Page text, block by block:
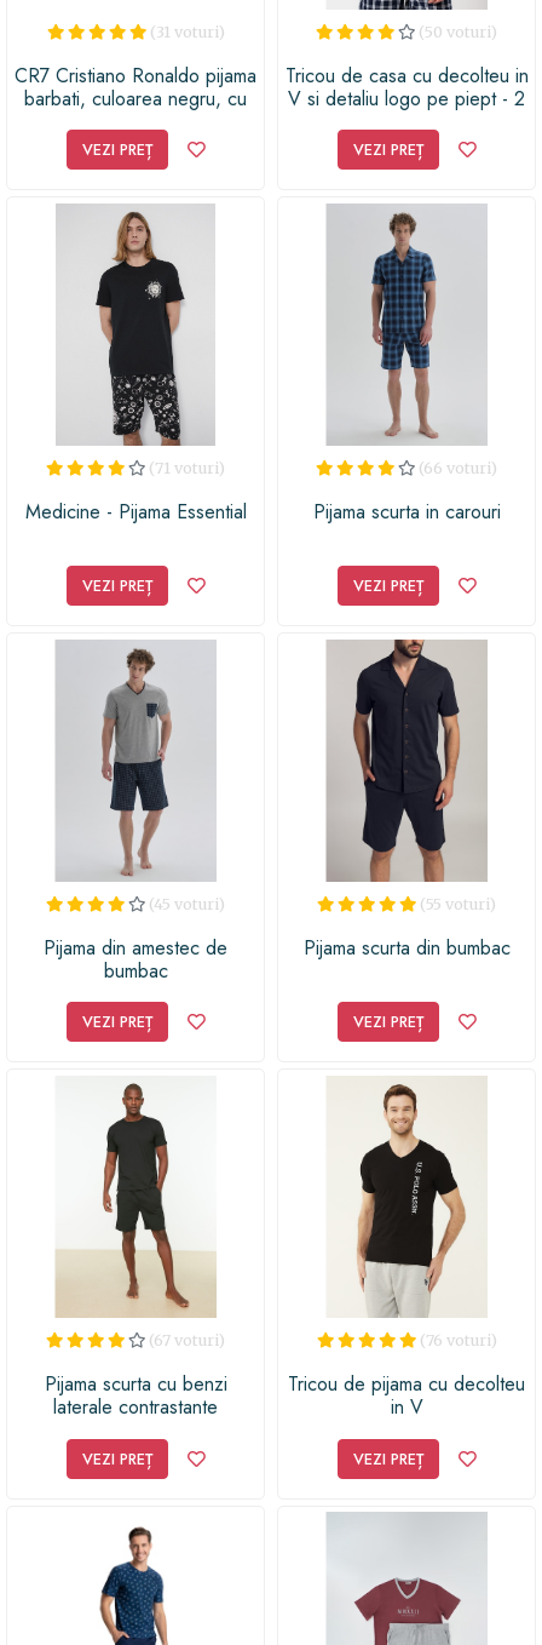
(31 voturi)
CR7 Cristiano Ronaldo pijama
barbati, culoarea negru, cu
VEZI PREȚ
(50 voturi)
Tricou de casa cu decolteu in
V si detaliu logo pe piept - 2
VEZI PREȚ
(71 voturi)
Medicine - Pijama Essential
VEZI PREȚ
(66 voturi)
Pijama scurta in carouri
VEZI PREȚ
(45 voturi)
Pijama din amestec de
bumbac
VEZI PREȚ
(55 voturi)
Pijama scurta din bumbac
VEZI PREȚ
(67 voturi)
Pijama scurta cu benzi
laterale contrastante
VEZI PREȚ
(76 voturi)
Tricou de pijama cu decolteu
in V
VEZI PREȚ